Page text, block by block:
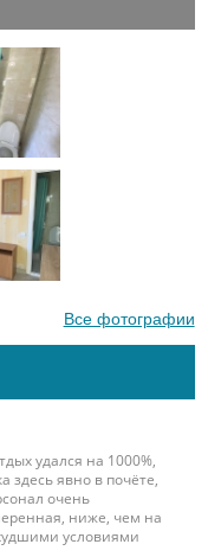
Все фотографии
удался на 1000%,
здесь явно в почёте,
очень
ниже, чем на
условиями